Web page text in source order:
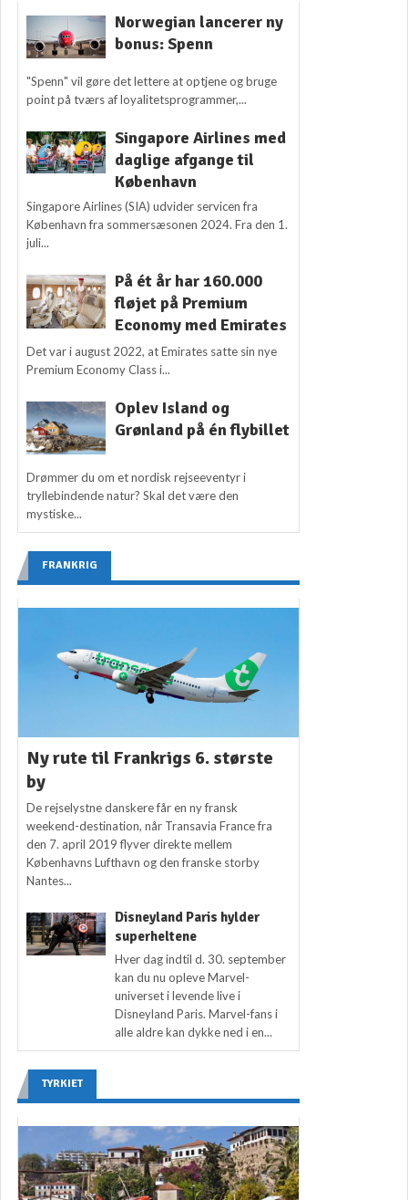
Norwegian lancerer ny
bonus: Spenn
"Spenn" vil gøre det lettere at optjene og bruge
point på tværs af loyalitetsprogrammer,...
Singapore Airlines med
daglige afgange til
København
Singapore Airlines (SIA) udvider servicen fra
København fra sommersæsonen 2024. Fra den 1.
juli...
På ét år har 160.000
fløjet på Premium
Economy med Emirates
Det var i august 2022, at Emirates satte sin nye
Premium Economy Class i...
Oplev Island og
Grønland på én flybillet
Drømmer du om et nordisk rejseeventyr i
tryllebindende natur? Skal det være den
mystiske...
FRANKRIG
Ny rute til Frankrigs 6. største
by
De rejselystne danskere får en ny fransk
weekend-destination, når Transavia France fra
den 7. april 2019 flyver direkte mellem
Københavns Lufthavn og den franske storby
Nantes...
Disneyland Paris hylder
superheltene
Hver dag indtil d. 30. september
kan du nu opleve Marvel-
universet i levende live i
Disneyland Paris. Marvel-fans i
alle aldre kan dykke ned i en...
TYRKIET